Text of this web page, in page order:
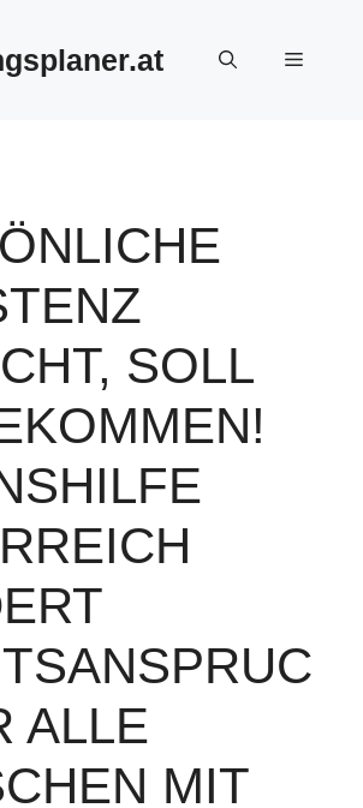
Menü
SOLL
ALLE
MIT